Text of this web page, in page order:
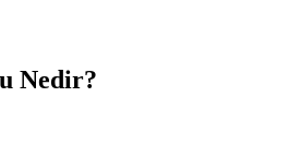
Nedir?